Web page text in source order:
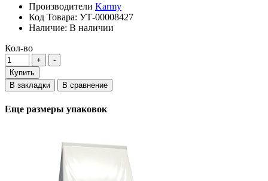
Производители Karmy
Код Товара: УТ-00008427
Наличие: В наличии
Кол-во
Купить
В закладки
В сравнение
Еще размеры упаковок